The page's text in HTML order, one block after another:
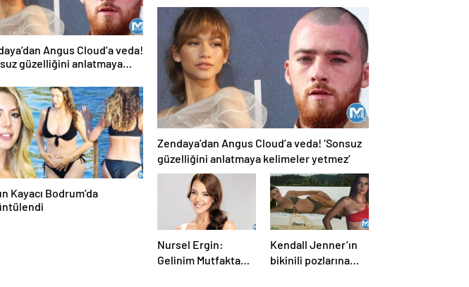
Angus Cloud’a veda!
güzelliğini anlatmaya
Kayacı Bodrum’da
Denizde sohbet etti
erkek arkadaşıyla
tatilde…
Zendaya’dan Angus Cloud’a veda! ‘Sonsuz
güzelliğini anlatmaya kelimeler yetmez’
Nursel Ergin:
Gelinim Mutfakta
Kendall Jenner’ın
bikinili pozlarına